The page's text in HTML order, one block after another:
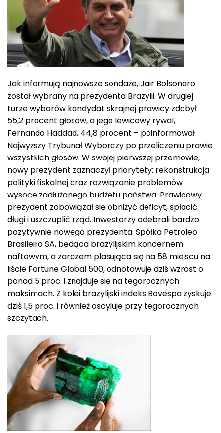
Jak informują najnowsze sondaże, Jair Bolsonaro
został wybrany na prezydenta Brazylii. W drugiej
turze wyborów kandydat skrajnej prawicy zdobył
55,2 procent głosów, a jego lewicowy rywal,
Fernando Haddad, 44,8 procent – poinformował
Najwyższy Trybunał Wyborczy po przeliczeniu prawie
wszystkich głosów. W swojej pierwszej przemowie,
nowy prezydent zaznaczył priorytety: rekonstrukcja
polityki fiskalnej oraz rozwiązanie problemów
wysoce zadłużonego budżetu państwa. Prawicowy
prezydent zobowiązał się obniżyć deficyt, spłacić
długi i uszczuplić rząd. Inwestorzy odebrali bardzo
pozytywnie nowego prezydenta. Spółka Petroleo
Brasileiro SA, będąca brazylijskim koncernem
naftowym, a zarazem plasująca się na 58 miejscu na
liście Fortune Global 500, odnotowuje dziś wzrost o
ponad 5 proc. i znajduje się na tegorocznych
maksimach. Z kolei brazylijski indeks Bovespa zyskuje
dziś 1,5 proc. i również oscyluje przy tegorocznych
szczytach.